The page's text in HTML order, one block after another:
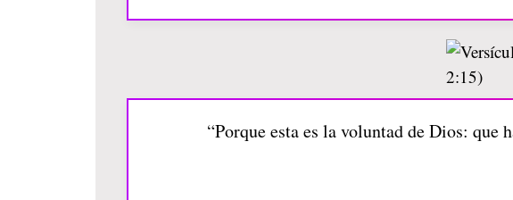
“Porque esta es la voluntad de Dios: que